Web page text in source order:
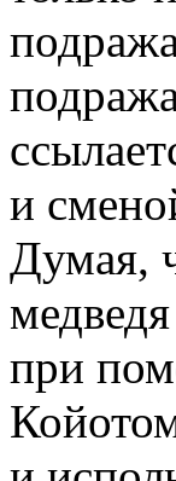
и
Думая,
при